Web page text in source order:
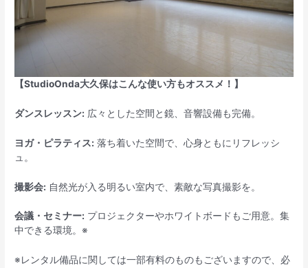
【StudioOnda大久保はこんな使い方もオススメ！】
ダンスレッスン: 広々とした空間と鏡、音響設備も完備。
ヨガ・ピラティス: 落ち着いた空間で、心身ともにリフレッシ
ュ。
撮影会: 自然光が入る明るい室内で、素敵な写真撮影を。
会議・セミナー: プロジェクターやホワイトボードもご用意。集
中できる環境。※
※レンタル備品に関しては一部有料のものもございますので、必